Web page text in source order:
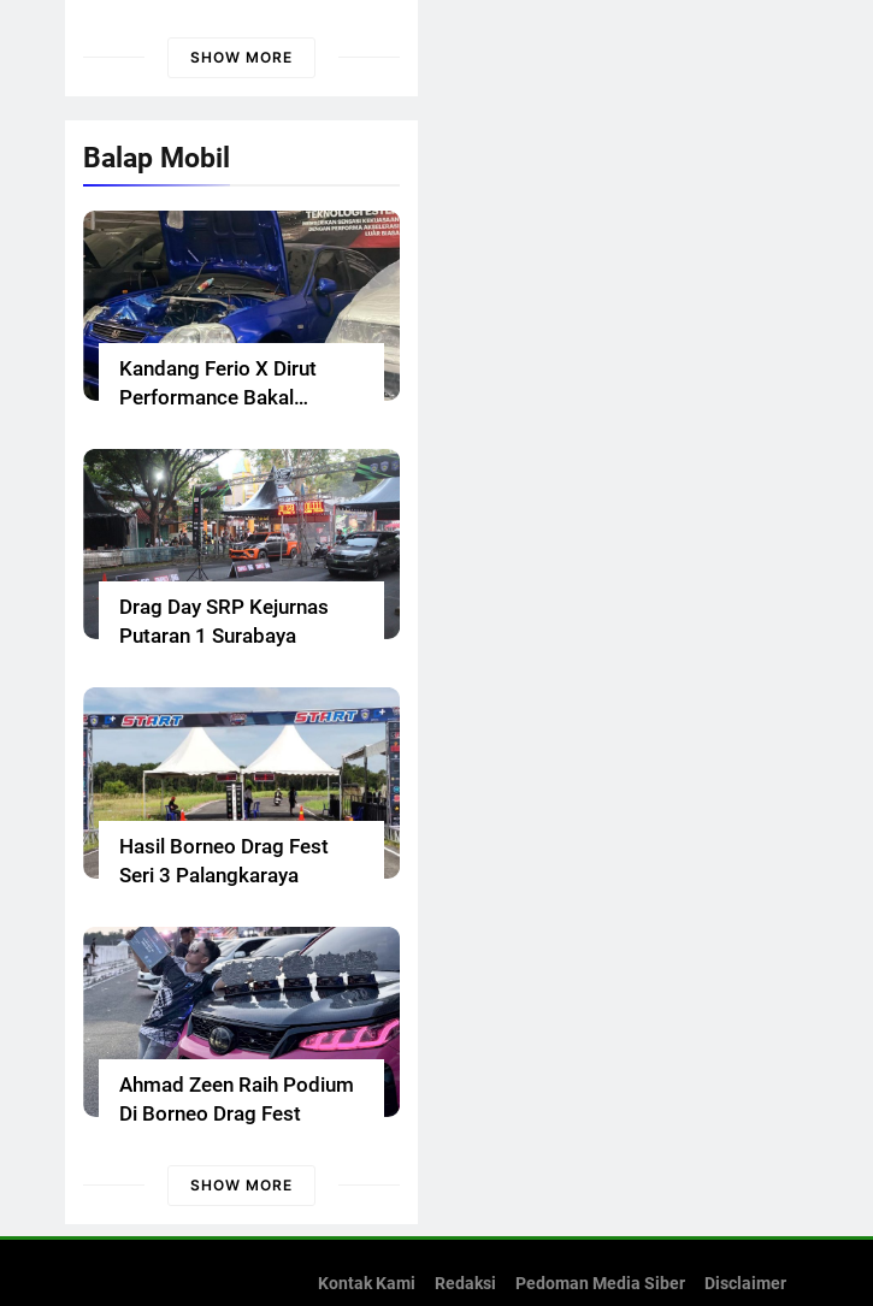
SHOW MORE
Balap Mobil
Kandang Ferio X Dirut
Performance Bakal
Jabar
Drag Day SRP Kejurnas
Putaran 1 Surabaya
Hasil Borneo Drag Fest
Seri 3 Palangkaraya
Ahmad Zeen Raih Podium
Di Borneo Drag Fest
SHOW MORE
Kontak Kami Redaksi Pedoman Media Siber Disclaimer